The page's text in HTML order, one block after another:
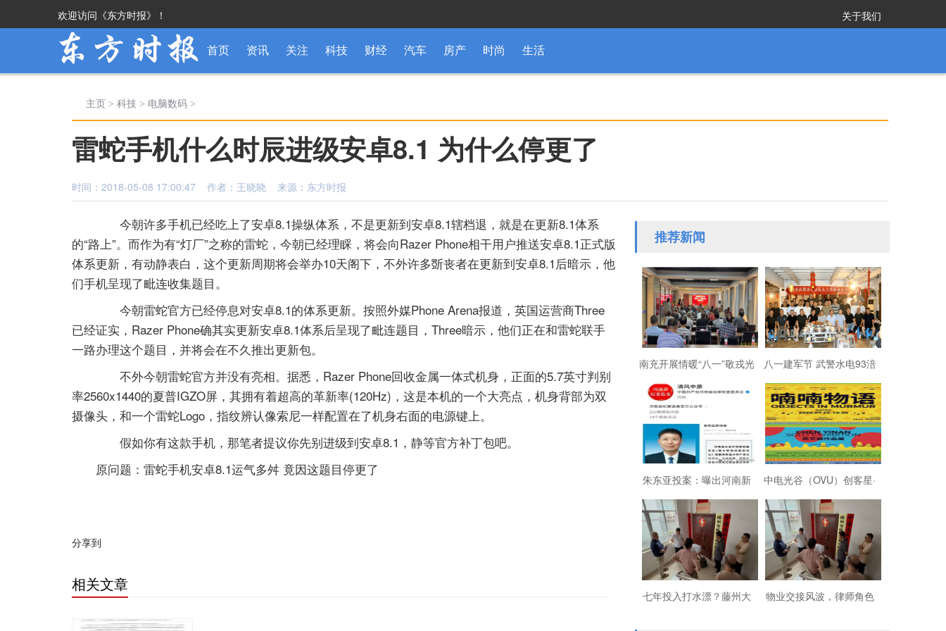
欢迎访问《东方时报》！ 关于我们
首页 资讯 关注 科技 财经 汽车 房产 时尚 生活
主页 > 科技 > 电脑数码 >
雷蛇手机什么时辰进级安卓8.1 为什么停更了
时间：2018-05-08 17:00:47 作者：王晓晓 来源：东方时报
­ 今朝许多手机已经吃上了安卓8.1操纵体系，不是更新到安卓8.1辖档退，就是在更新8.1体系
的“路上”。而作为有“灯厂”之称的雷蛇，今朝已经理睬，将会向Razer Phone相干用户推送安卓8.1正式版
体系更新，有动静表白，这个更新周期将会举办10天阁下，不外许多斲丧者在更新到安卓8.1后暗示，他
们手机呈现了毗连收集题目。
­ 今朝雷蛇官方已经停息对安卓8.1的体系更新。按照外媒Phone Arena报道，英国运营商Three
已经证实，Razer Phone确其实更新安卓8.1体系后呈现了毗连题目，Three暗示，他们正在和雷蛇联手
一路办理这个题目，并将会在不久推出更新包。
­ 不外今朝雷蛇官方并没有亮相。据悉，Razer Phone回收金属一体式机身，正面的5.7英寸判别
率2560x1440的夏普IGZO屏，其拥有着超高的革新率(120Hz)，这是本机的一个大亮点，机身背部为双
摄像头，和一个雷蛇Logo，指纹辨认像索尼一样配置在了机身右面的电源键上。
­ 假如你有这款手机，那笔者提议你先别进级到安卓8.1，静等官方补丁包吧。
原问题：雷蛇手机安卓8.1运气多舛 竟因这题目停更了
分享到
相关文章
推荐新闻
南充开展情暖“八一”敬戎光
·拥军助老进社区慰问活动
八一建军节 武警水电93涪
陵战友欢聚磐石玉寨赓续
军旅初心
朱东亚投案：曝出河南新
乡顶着35项违法行为“远洋
捕捞”港商
中电光谷（OVU）创客星·
成都芯谷人工智能OPC社
区“芯创社”正
七年投入打水漂？藤州大 物业交接风波，律师角色